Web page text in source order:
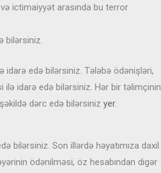
ictimaiyyət arasında bu terror
bilərsiniz.
idarə edə bilərsiniz. Tələbə ödənişləri,
idarə edə bilərsiniz. Hər bir təlimçinin
dərc edə bilərsinizyer.
bilərsiniz. Son illərdə həyatımıza daxil
ödənilməsi, öz hesabından digər